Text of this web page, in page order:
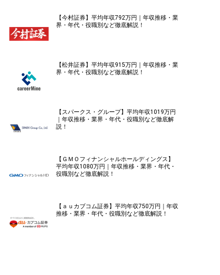
【今村証券】平均年収792万円｜年収推移・業
界・年代・役職別など徹底解説！
【松井証券】平均年収915万円｜年収推移・業
界・年代・役職別など徹底解説！
【スパークス・グループ】平均年収1019万円
｜年収推移・業界・年代・役職別など徹底解
説！
【ＧＭＯフィナンシャルホールディングス】
平均年収1080万円｜年収推移・業界・年代・
役職別など徹底解説！
【ａｕカブコム証券】平均年収750万円｜年収
推移・業界・年代・役職別など徹底解説！